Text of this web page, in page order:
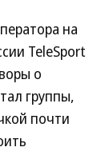
на
TeleSport
о
группы,
почти